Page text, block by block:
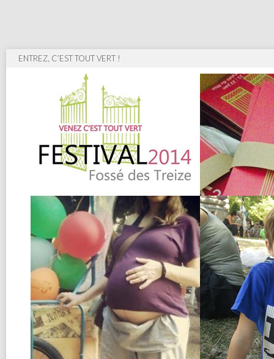
ENTREZ, C’EST TOUT VERT !